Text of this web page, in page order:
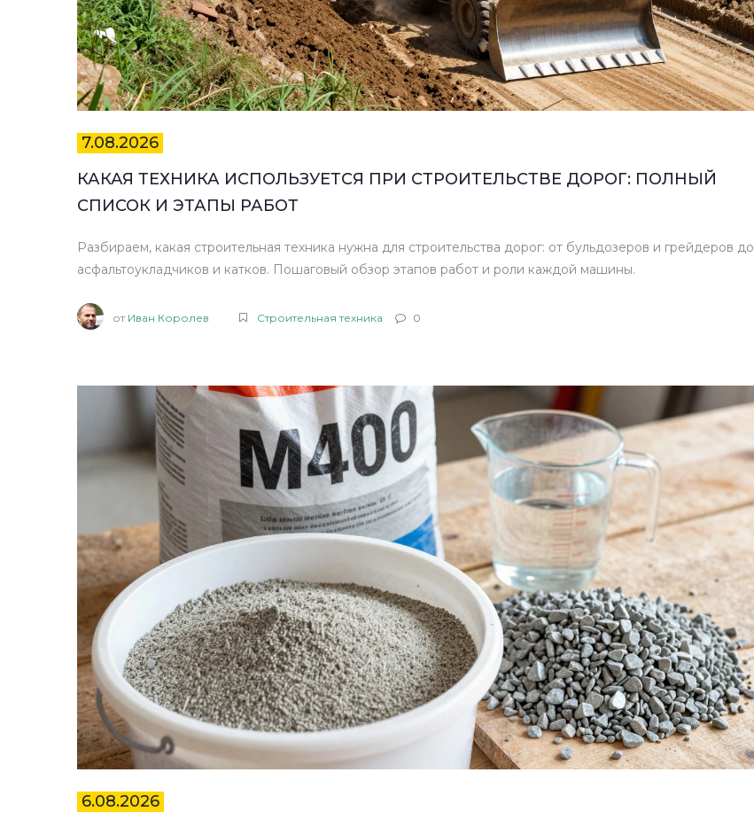
7.08.2026
КАКАЯ ТЕХНИКА ИСПОЛЬЗУЕТСЯ ПРИ СТРОИТЕЛЬСТВЕ ДОРОГ: ПОЛНЫЙ
СПИСОК И ЭТАПЫ РАБОТ
Разбираем, какая строительная техника нужна для строительства дорог: от бульдозеров и грейдеров до
асфальтоукладчиков и катков. Пошаговый обзор этапов работ и роли каждой машины.
от Иван Королев Строительная техника 0
6.08.2026